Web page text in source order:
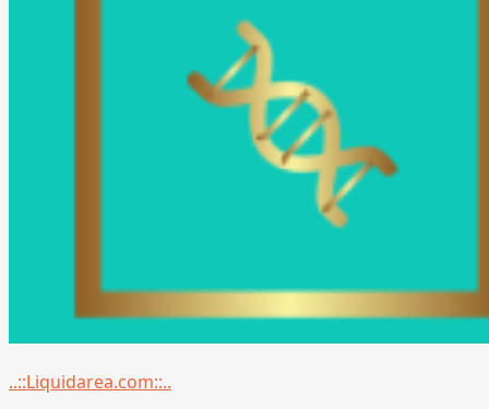
Menu
..::Liquidarea.com::..